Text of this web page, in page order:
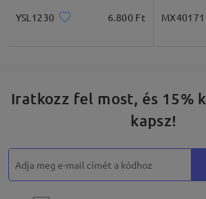
YSL1230 6.800 Ft MX40171
Iratkozz fel most, és 15%
kapsz!